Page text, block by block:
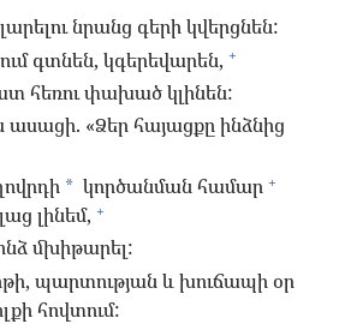
նրանց գերի կվերցնեն:
գտնեն, կգերեվարեն, +
հեռու փախած կլինեն:
ասացի. «Ձեր հայացքը ինձնից
* կործանման համար +
լինեմ, +
մխիթարել:
պարտության և խուճապի օր
հովտում: